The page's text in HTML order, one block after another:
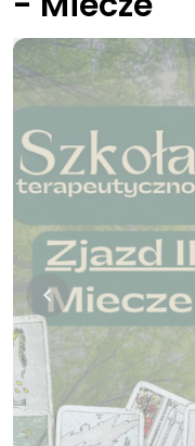
keyboard_arrow_left